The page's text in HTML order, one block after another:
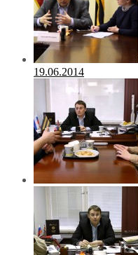
19.06.2014